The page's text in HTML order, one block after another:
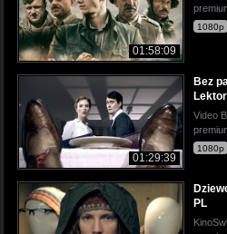
01:58:09
1080p
01:29:39
Bez
Video
1080p
PL